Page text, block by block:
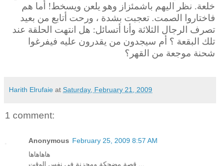
خلعة. نظر اليهم باشمئزاز وهو يلعن ويسخط! أما هم
فاختاروا الصمت. تعجبت بشدة ، ورحت أتابع من بعيد
تصرف الرجال الثلاثة وأنا أتسائل: هل انتهت الحلقة عند
تلك البقعة ؟ أم سيجدون من يقدرون عليه فيفرغوا
شحنة موجعة من القهر؟
Harith Elrufaie at Saturday, February 21, 2009
1 comment:
Anonymous February 25, 2009 8:57 AM
هاهاهاها